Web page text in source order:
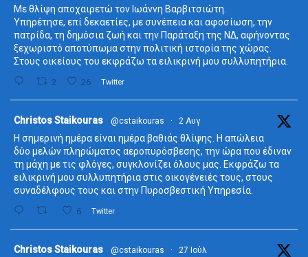
Με θλίψη αποχαιρετώ τον Ιωάννη Βαρβιτσιώτη.
Υπηρέτησε, επί δεκαετίες, με συνέπεια και αφοσίωση, την
πατρίδα, τη δημόσια ζωή και την Παράταξη της ΝΔ, αφήνοντας
ξεχωριστό αποτύπωμα στην πολιτική ιστορία της χώρας.
Στους οικείους του εκφράζω τα ειλικρινή μου συλλυπητήρια.
2 26 Twitter
Christos Staikouras @cstaikouras · 2 Αυγ
Η σημερινή ημέρα είναι ημέρα βαθιάς θλίψης. Η απώλεια
δύο μελών πληρώματος αεροπυρόσβεσης, την ώρα που έδιναν
τη μάχη με τις φλόγες, συγκλονίζει όλους μας. Εκφράζω τα
ειλικρινή μου συλλυπητήρια στις οικογένειές τους, στους
συναδέλφους τους και στην Πυροσβεστική Υπηρεσία.
6 Twitter
Christos Staikouras @cstaikouras · 27 Ιούλ